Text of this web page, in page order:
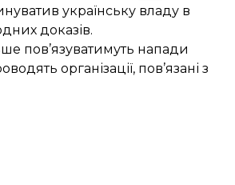
українську владу в
доказів.
пов’язуватимуть напади
організації, пов’язані з